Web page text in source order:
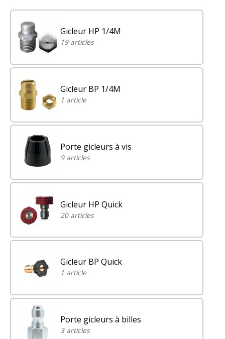
Gicleur HP 1/4M
19 articles
Gicleur BP 1/4M
1 article
Porte gicleurs à vis
9 articles
Gicleur HP Quick
20 articles
Gicleur BP Quick
1 article
Porte gicleurs à billes
3 articles